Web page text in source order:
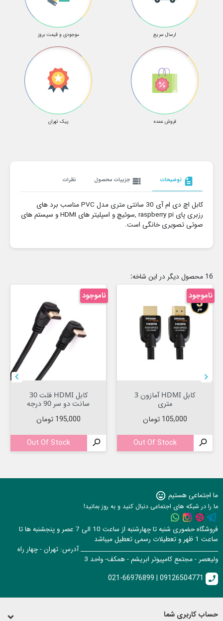
ارسال سریع موجودی و قیمت بروز
فروش عمده پیک تهران
description توضیحات view_list جزییات محصول نظرات
کابل اچ دی ام آی 30 سانتی متری مدل PVC مناسب برد های
رزبری پای raspberry pi ,سوئیچ و اسپلیتر های HDMI و سیستم های
صوتی تصویری خانگی است.
16 محصول دیگر در این شاخه:

کابل HDMI آمازون 3
متری
قیمت
105,000 تومان

Out Of Stock
ناموجود
کابل HDMI فلت 30
سانت دو سر 90 درجه
قیمت
195,000 تومان

Out Of Stock
ناموجود

ما اجتماعی هستیم sentiment_very_satisfied
ما را در شبکه های اجتماعی دنبال کنید و به روز بمانید!
فروشگاه حضوری شنبه تا چهارشنبه از ساعت 10 الی 7 عصر و پنجشنبه ها تا
ساعت 1 ظهر و تعطیلات رسمی تعطیل میباشد
______________________________________________ آدرس: تهران - چهار راه
ولیعصر - مجتمع کامپیوتر ابریشم - همکف- واحد 3
call
021-66976899 | 09126504771
حساب کاربری شما